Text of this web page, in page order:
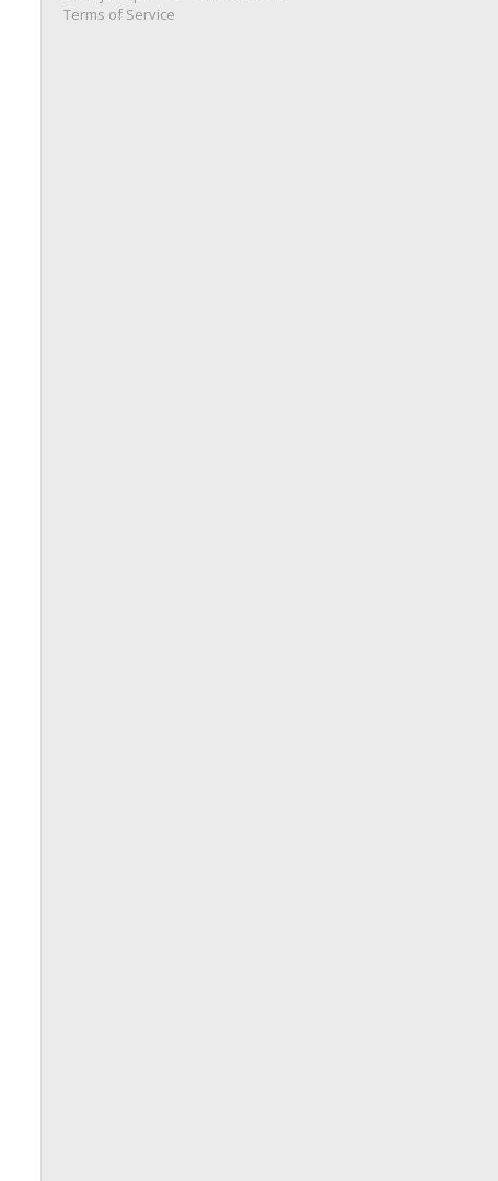
Terms of Service